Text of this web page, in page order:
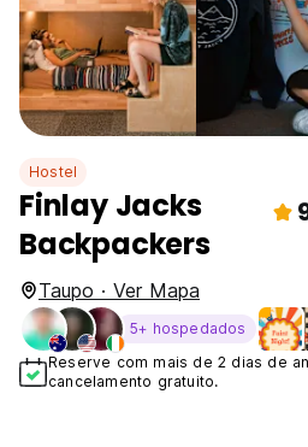
Hostel
Finlay Jacks
Backpackers
Taupo · Ver Mapa
5+ hospedados
Reserve com mais de 2 dias de
cancelamento gratuito.